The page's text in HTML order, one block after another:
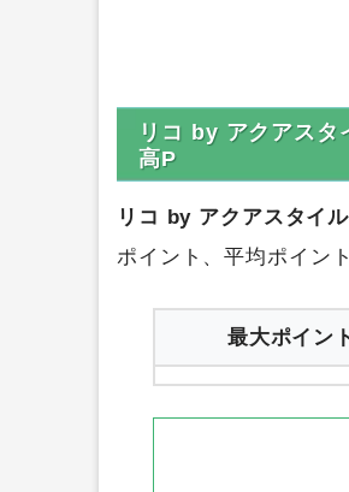
リコ by アクアスタ
高P
リコ by アクアスタイ
ポイント、平均ポイン
最大ポイン